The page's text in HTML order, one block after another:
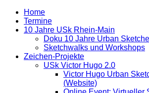
Home
Termine
10 Jahre USk Rhein-Main
Doku 10 Jahre Urban
Sketchwalks und Workshops
Zeichen-Projekte
USk Victor Hugo 2.0
Victor Hugo Urban
(Website)